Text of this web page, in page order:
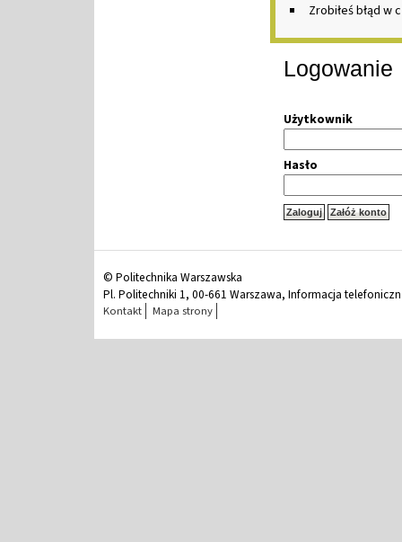
Zrobiłeś błąd w
Logowanie
Użytkownik
Hasło
© Politechnika Warszawska
Pl. Politechniki 1, 00-661 Warszawa, Informacja
Kontakt Mapa strony